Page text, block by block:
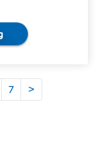
7 >